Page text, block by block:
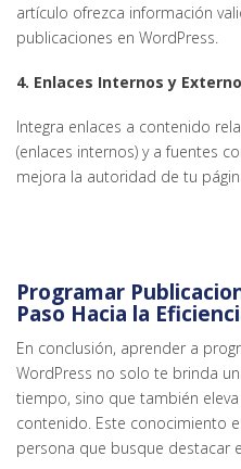
artículo ofrezca información
publicaciones en WordPress.
4. Enlaces Internos y
Integra enlaces a contenido
(enlaces internos) y a fuentes
mejora la autoridad de tu
Programar
Paso Hacia la
En conclusión, aprender a
WordPress no solo te brinda
tiempo, sino que también
contenido. Este conocimiento
persona que busque destacar